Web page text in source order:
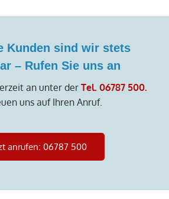
Kunden sind wir stets
– Rufen Sie uns an
an unter der Tel. 06787 500.
uns auf Ihren Anruf.
anrufen: 06787 500